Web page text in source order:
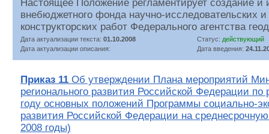
Настоящее Положение регламентирует создание и
внебюджетного фонда научно-исследовательских
конструкторских работ Федерального агентства
Дата актуализации текста: 01.10.2008 Статус: действующий
Дата актуализации описания:
Дата введения:
Приказ 11 Об утверждении Плана мероприятий
регионального развития Российской Федерации по
году основных положений Программы социально-
развития Российской Федерации на
2008 годы)